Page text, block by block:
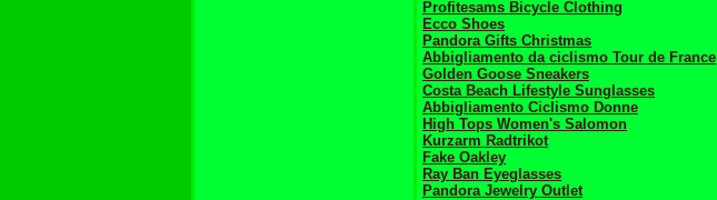
Profitesams Bicycle Clothing
Ecco Shoes
Pandora Gifts Christmas
Abbigliamento da ciclismo Tour de France
Golden Goose Sneakers
Costa Beach Lifestyle Sunglasses
Abbigliamento Ciclismo Donne
High Tops Women's Salomon
Kurzarm Radtrikot
Fake Oakley
Ray Ban Eyeglasses
Pandora Jewelry Outlet